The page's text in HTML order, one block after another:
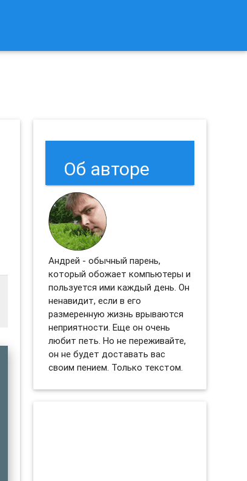
Об авторе
Андрей - обычный парень,
который обожает компьютеры и
пользуется ими каждый день. Он
ненавидит, если в его
размеренную жизнь врываются
неприятности. Еще он очень
любит петь. Но не переживайте,
он не будет доставать вас
своим пением. Только текстом.